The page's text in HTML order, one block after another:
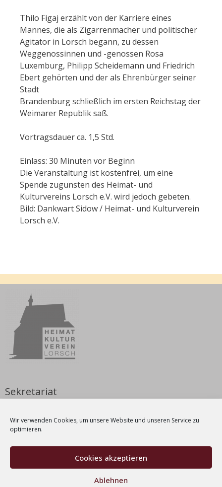
Wir verwenden Cookies, um unsere Website und unseren Service zu
optimieren.
Cookies akzeptieren
Ablehnen
Thilo Figaj erzählt von der Karriere eines
Mannes, die als Zigarrenmacher und politischer
Agitator in Lorsch begann, zu dessen
Weggenossinnen und -genossen Rosa
Luxemburg, Philipp Scheidemann und Friedrich
Ebert gehörten und der als Ehrenbürger seiner
Stadt
Brandenburg schließlich im ersten Reichstag der
Weimarer Republik saß.
Vortragsdauer ca. 1,5 Std.
Einlass: 30 Minuten vor Beginn
Die Veranstaltung ist kostenfrei, um eine
Spende zugunsten des Heimat- und
Kulturvereins Lorsch e.V. wird jedoch gebeten.
Bild: Dankwart Sidow / Heimat- und Kulturverein
Lorsch e.V.
Sekretariat
Dienstag & Donnerstag | 9 – 12 Uhr
Tel.: 06251-1038212
E-Mail:info[at]kulturverein-lorsch[dot]de